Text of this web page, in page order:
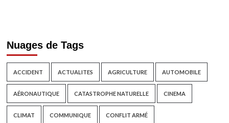
Nuages de Tags
ACCIDENT ACTUALITES AGRICULTURE AUTOMOBILE
AÉRONAUTIQUE CATASTROPHE NATURELLE CINEMA
CLIMAT COMMUNIQUE CONFLIT ARMÉ